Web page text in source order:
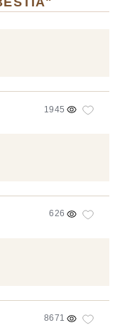
1945
626
8671